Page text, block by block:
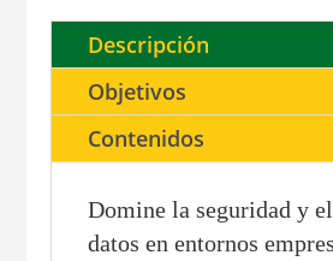
Descripción
Objetivos
Contenidos
Domine la seguridad y
datos en entornos